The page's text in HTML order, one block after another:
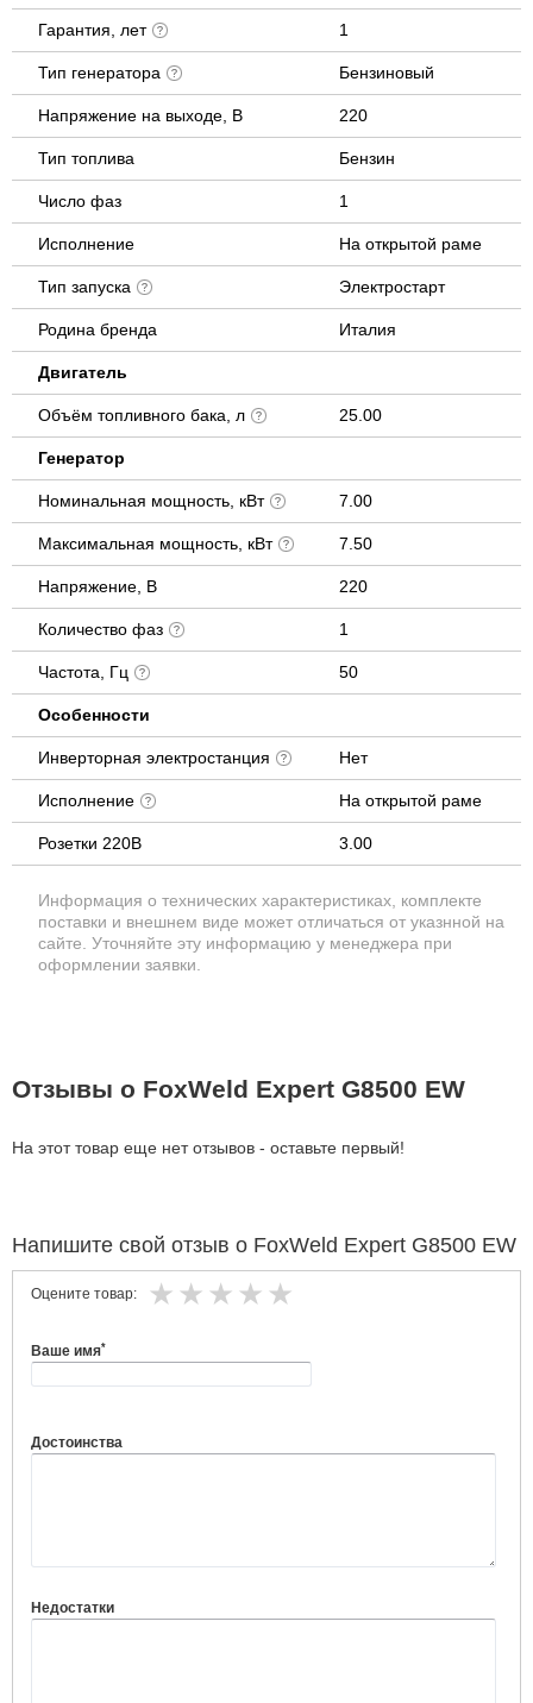
Гарантия, лет 1
Тип генератора Бензиновый
Напряжение на выходе, В 220
Тип топлива Бензин
Число фаз 1
Исполнение На открытой раме
Тип запуска Электростарт
Родина бренда Италия
Двигатель
Объём топливного бака, л 25.00
Генератор
Номинальная мощность, кВт 7.00
Максимальная мощность, кВт 7.50
Напряжение, В 220
Количество фаз 1
Частота, Гц 50
Особенности
Инверторная электростанция Нет
Исполнение На открытой раме
Розетки 220В 3.00
Информация о технических характеристиках, комплекте
поставки и внешнем виде может отличаться от указнной на
сайте. Уточняйте эту информацию у менеджера при
оформлении заявки.
Отзывы о FoxWeld Expert G8500 EW
На этот товар еще нет отзывов - оставьте первый!
Напишите свой отзыв о FoxWeld Expert G8500 EW
Оцените товар:
Ваше имя*
Достоинства
Недостатки